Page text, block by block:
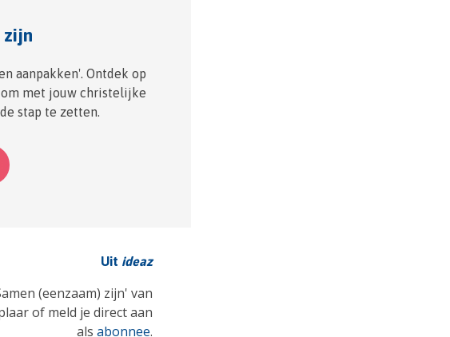
zijn
aanpakken'. Ontdek op
met jouw christelijke
stap te zetten.
Uit ideaz
(eenzaam) zijn' van
of meld je direct aan
als abonnee.